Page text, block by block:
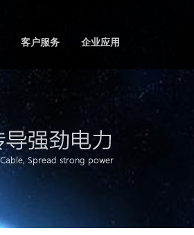
客户服务 企业应用